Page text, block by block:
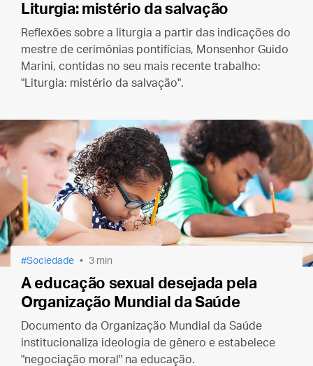
Liturgia: mistério da salvação
Reflexões sobre a liturgia a partir das indicações do
mestre de cerimônias pontifícias, Monsenhor Guido
Marini, contidas no seu mais recente trabalho:
"Liturgia: mistério da salvação".
Sociedade 3 min
A educação sexual desejada pela
Organização Mundial da Saúde
Documento da Organização Mundial da Saúde
institucionaliza ideologia de gênero e estabelece
"negociação moral" na educação.